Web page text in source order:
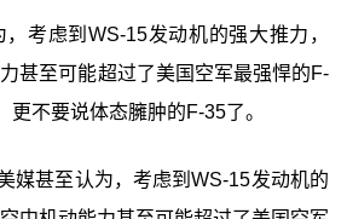
考虑到WS-15发动机的强大推力，
甚至可能超过了美国空军最强悍的F-
更不要说体态臃肿的F-35了。
媒甚至认为，考虑到WS-15发动机的